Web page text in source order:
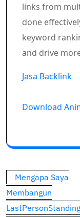
links from
done
keyword
and drive
Jasa Backlink
Download
Post
navigation
Mengapa Saya
Membangun